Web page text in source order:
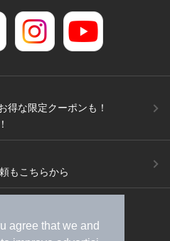
agree that we and
得な限定クーポンも！
もこちらから
）
広告出稿のご案内